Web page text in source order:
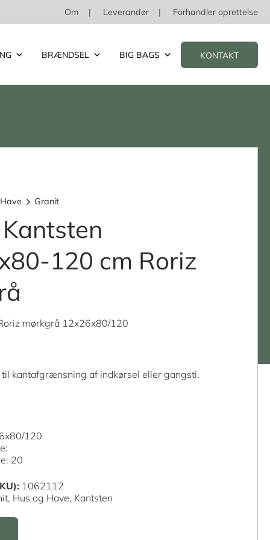
Om Leverandør Forhandler oprettelse
BRÆNDSEL BIG BAGS KONTAKT
Granit
120 cm Roriz
mørkgrå 12x26x80/120
kantafgrænsning af indkørsel eller gangsti.
120
20
1062112
Hus og Have, Kantsten